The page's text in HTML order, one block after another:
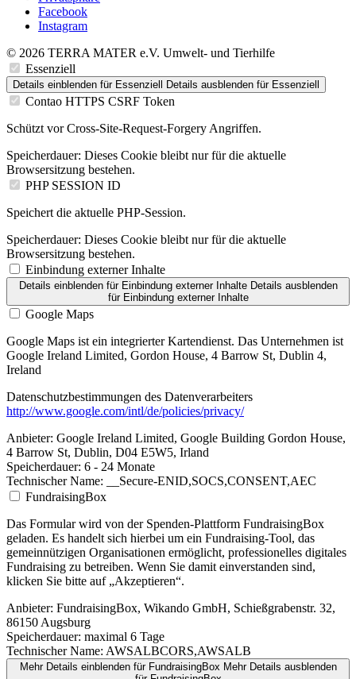
Facebook
Instagram
© 2026 TERRA MATER e.V. Umwelt- und Tierhilfe
Essenziell
Details einblenden für Essenziell Details ausblenden für Essenziell
Contao HTTPS CSRF Token
Schützt vor Cross-Site-Request-Forgery Angriffen.
Speicherdauer: Dieses Cookie bleibt nur für die aktuelle
Browsersitzung bestehen.
PHP SESSION ID
Speichert die aktuelle PHP-Session.
Speicherdauer: Dieses Cookie bleibt nur für die aktuelle
Browsersitzung bestehen.
Einbindung externer Inhalte
Details einblendenfür Einbindung externer Inhalte Details ausblenden
für Einbindung externer Inhalte
Google Maps
Google Maps ist ein integrierter Kartendienst. Das Unternehmen ist
Google Ireland Limited, Gordon House, 4 Barrow St, Dublin 4,
Ireland
Datenschutzbestimmungen des Datenverarbeiters
http://www.google.com/intl/de/policies/privacy/
Anbieter: Google Ireland Limited, Google Building Gordon House,
4 Barrow St, Dublin, D04 E5W5, Irland
Speicherdauer: 6 - 24 Monate
Technischer Name: __Secure-ENID,SOCS,CONSENT,AEC
FundraisingBox
Das Formular wird von der Spenden-Plattform FundraisingBox
geladen. Es handelt sich hierbei um ein Fundraising-Tool, das
gemeinnützigen Organisationen ermöglicht, professionelles digitales
Fundraising zu betreiben. Wenn Sie damit einverstanden sind,
klicken Sie bitte auf „Akzeptieren“.
Anbieter: FundraisingBox, Wikando GmbH, Schießgrabenstr. 32,
86150 Augsburg
Speicherdauer: maximal 6 Tage
Technischer Name: AWSALBCORS,AWSALB
Mehr Details einblendenfür FundraisingBox Mehr Details ausblenden